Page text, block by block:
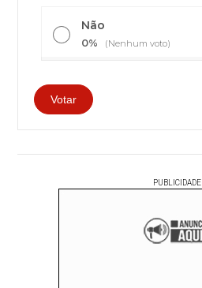
Não
0% (Nenhum voto)
PUBLICIDADE